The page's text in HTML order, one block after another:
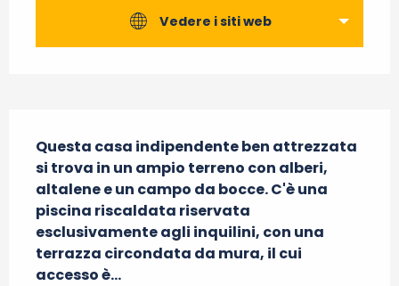
Vedere i siti web
Questa casa indipendente ben attrezzata
si trova in un ampio terreno con alberi,
altalene e un campo da bocce. C'è una
piscina riscaldata riservata
esclusivamente agli inquilini, con una
terrazza circondata da mura, il cui
accesso è...